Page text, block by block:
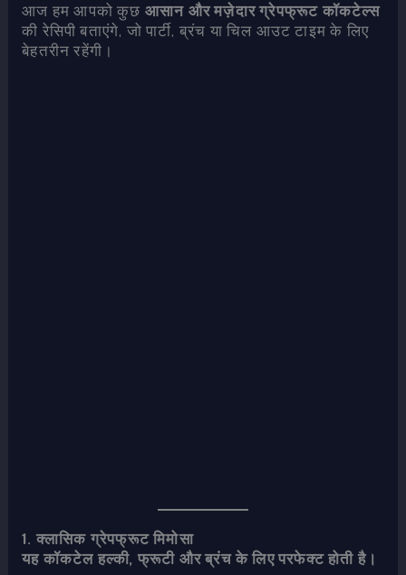
आज हम आपको कुछ आसान और मज़ेदार ग्रेपफ्रूट कॉकटेल्स
की रेसिपी बताएंगे, जो पार्टी, ब्रंच या चिल आउट टाइम के लिए
बेहतरीन रहेंगी।
1. क्लासिक ग्रेपफ्रूट मिमोसा
यह कॉकटेल हल्की, फ्रूटी और ब्रंच के लिए परफेक्ट होती है।